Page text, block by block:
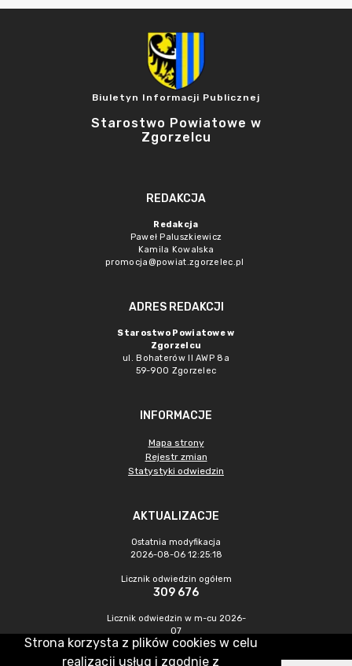
Biuletyn Informacji Publicznej
Starostwo Powiatowe w
Zgorzelcu
REDAKCJA
Redakcja
Paweł Paluszkiewicz
Kamila Kowalska
promocja@powiat.zgorzelec.pl
ADRES REDAKCJI
Starostwo Powiatowe w
Zgorzelcu
ul. Bohaterów II AWP 8a
59-900 Zgorzelec
INFORMACJE
Mapa strony
Rejestr zmian
Statystyki odwiedzin
AKTUALIZACJE
Ostatnia modyfikacja
2026-08-06 12:25:18
Licznik odwiedzin ogółem
309 676
Licznik odwiedzin w m-cu 2026-
07
374
Strona korzysta z plików cookies w celu
realizacji usług i zgodnie z